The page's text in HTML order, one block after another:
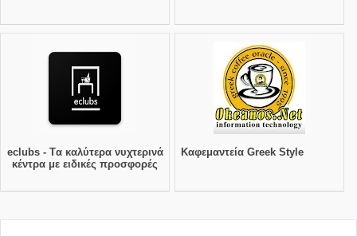
eclubs - Tα καλύτερα νυχτερινά
κέντρα με ειδικές προσφορές
Καφεμαντεία Greek Style